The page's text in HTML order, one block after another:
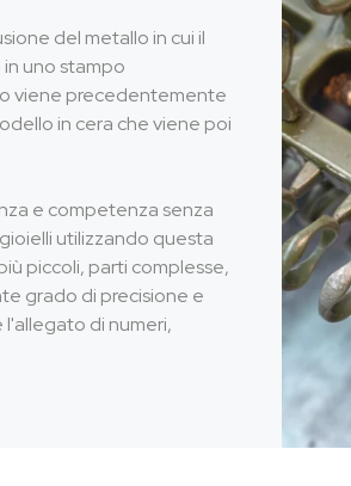
del metallo in cui il
uno stampo
viene precedentemente
in cera che viene poi
e competenza senza
utilizzando questa
piccoli, parti complesse,
grado di precisione e
di numeri,